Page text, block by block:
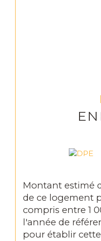
Montant estimé
de ce logement
compris entre 1
l'année de
pour établir